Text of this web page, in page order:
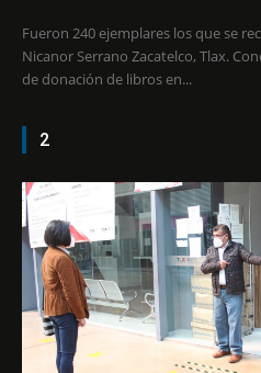
Fueron 240 ejemplares los que se
Nicanor Serrano Zacatelco, Tlax. Concluyó con gran éxito la campaña
de donación de libros en...
2